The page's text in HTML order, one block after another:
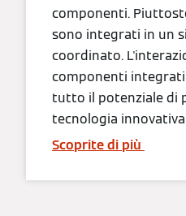
componenti.
sono integrati in un
coordinato.
componenti
tutto il potenziale di
tecnologia
Scoprite di più